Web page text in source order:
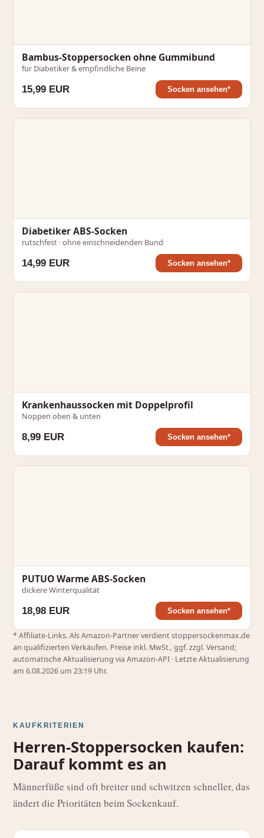
Bambus-Stoppersocken ohne Gummibund
für Diabetiker & empfindliche Beine
15,99 EUR Socken ansehen*
Diabetiker ABS-Socken
rutschfest · ohne einschneidenden Bund
14,99 EUR Socken ansehen*
Krankenhaussocken mit Doppelprofil
Noppen oben & unten
8,99 EUR Socken ansehen*
PUTUO Warme ABS-Socken
dickere Winterqualität
18,98 EUR Socken ansehen*
* Affiliate‑Links. Als Amazon‑Partner verdient stoppersockenmax.de
an qualifizierten Verkäufen. Preise inkl. MwSt., ggf. zzgl. Versand;
automatische Aktualisierung via Amazon-API · Letzte Aktualisierung
am 6.08.2026 um 23:19 Uhr.
KAUFKRITERIEN
Herren-Stoppersocken kaufen:
Darauf kommt es an
Männerfüße sind oft breiter und schwitzen schneller, das
ändert die Prioritäten beim Sockenkauf.